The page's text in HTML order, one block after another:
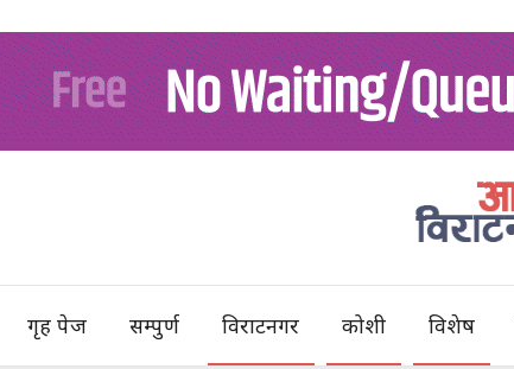
गृह पेज सम्पुर्ण विराटनगर कोशी विशेष